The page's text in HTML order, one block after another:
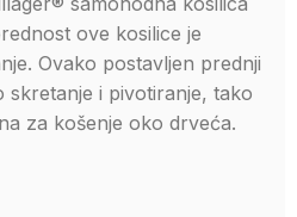
ove kosilice je
Ovako postavljen prednji
i pivotiranje, tako
za košenje oko drveća.